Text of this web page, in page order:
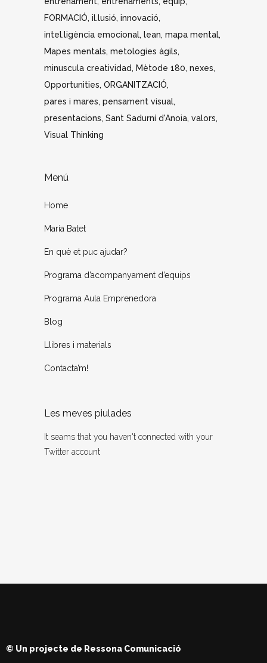
FORMACIÓ il.lusió innovació
intel.ligència emocional lean mapa mental
Mapes mentals metologies àgils
minuscula creatividad
Mètode 180 nexes
Opportunities ORGANITZACIÓ
pares i mares pensament visual
presentacions Sant Sadurní d'Anoia valors
Visual Thinking
Menú
Home
Maria Batet
En què et puc ajudar?
Programa d’acompanyament d’equips
Programa Aula Emprenedora
Blog
Llibres i materials
Contacta’m!
Les meves piulades
It seams that you haven't connected with your
Twitter account
© Un projecte de Ressona Comunicació